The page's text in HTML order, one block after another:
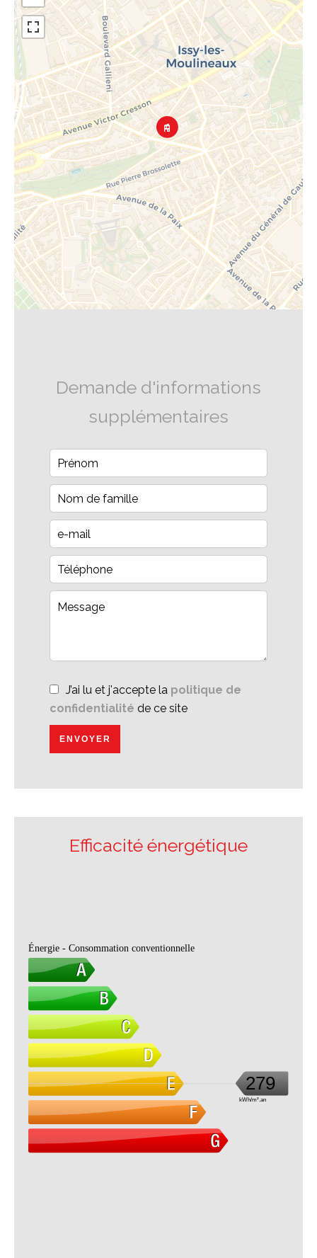
Demande d'informations
supplémentaires
J’ai lu et j'accepte la politique de
confidentialité de ce site
ENVOYER
Efficacité énergétique
Énergie - Consommation conventionnelle
279
kWh/m².an